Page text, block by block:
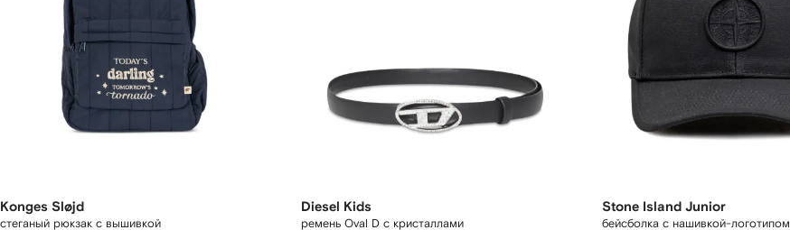
Konges Sløjd
стеганый рюкзак с вышивкой
Diesel Kids
ремень Oval D с кристаллами
Stone Island Junior
бейсболка с нашивкой-логотипом